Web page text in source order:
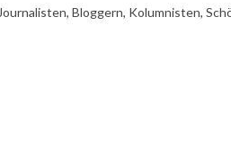
Bloggern, Kolumnisten,